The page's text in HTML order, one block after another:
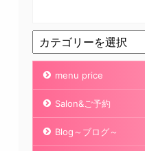
menu price
Salon&ご予約
Blog～ブログ～